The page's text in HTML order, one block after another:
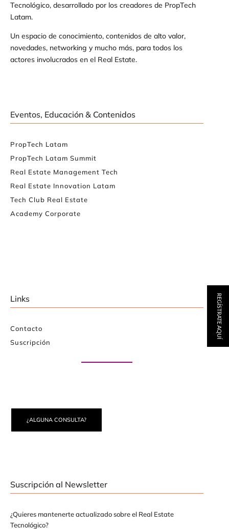
Tecnológico, desarrollado por los creadores de PropTech
Latam.
Un espacio de conocimiento, contenidos de alto valor,
novedades, networking y mucho más, para todos los
actores involucrados en el Real Estate.
Eventos, Educación & Contenidos
PropTech Latam
PropTech Latam Summit
Real Estate Management Tech
Real Estate Innovation Latam
Tech Club Real Estate
Academy Corporate
Links
Contacto
Suscripción
¿ALGUNA CONSULTA?
Suscripción al Newsletter
¿Quieres mantenerte actualizado sobre el Real Estate
Tecnológico?
REGÍSTRATE AQUÍ